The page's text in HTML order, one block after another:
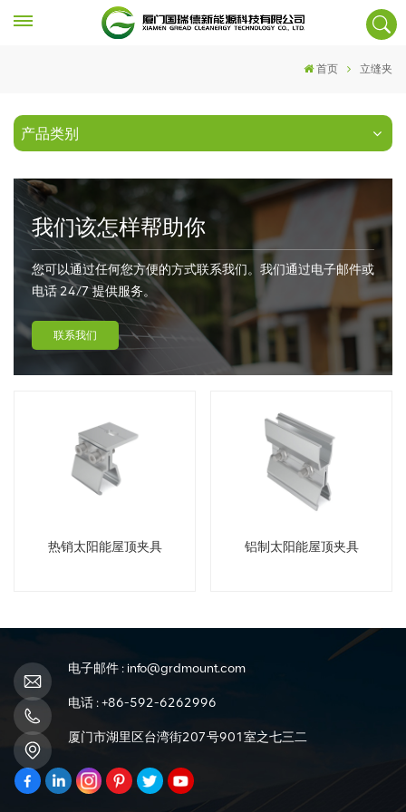
首页 立缝夹
产品类别
我们该怎样帮助你
您可以通过任何您方便的方式联系我们。我们通过电子邮件或
电话 24/7 提供服务。
联系我们
热销太阳能屋顶夹具 铝制太阳能屋顶夹具
电子邮件 : info@grdmount.com
电话 :+86-592-6262996
厦门市湖里区台湾街207号901室之七三二